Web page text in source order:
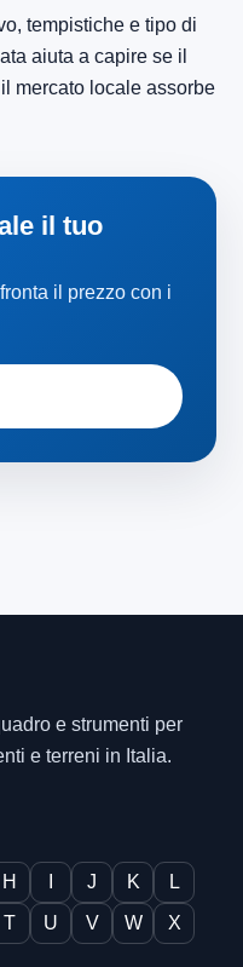
tempistiche e tipo di
aiuta a capire se il
mercato locale assorbe
il tuo
il prezzo con i
e strumenti per
e terreni in Italia.
H J K
L
T U V W
X